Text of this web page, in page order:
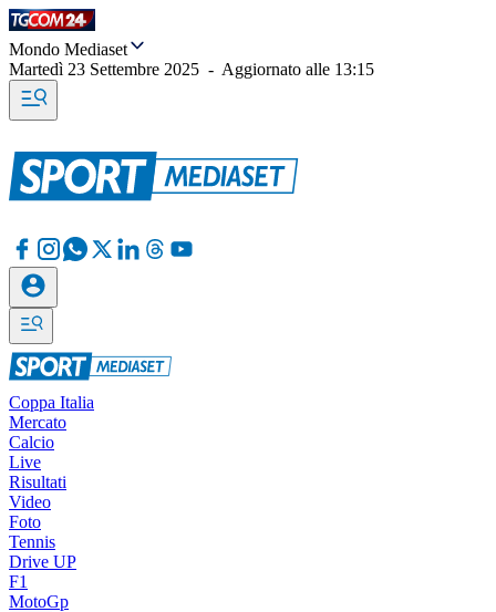
Mondo Mediaset
Martedì 23 Settembre 2025 - Aggiornato alle 13:15
Coppa Italia
Mercato
Calcio
Live
Risultati
Video
Foto
Tennis
Drive UP
F1
MotoGp